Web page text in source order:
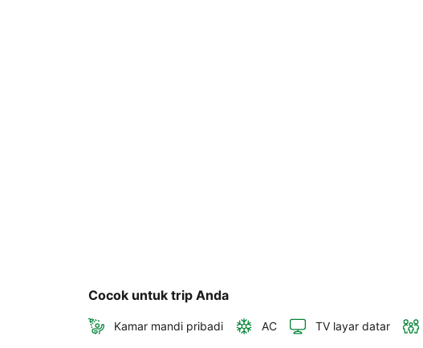
Cocok untuk trip Anda
Kamar mandi pribadi AC TV layar datar